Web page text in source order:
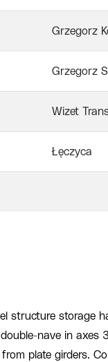
Grzegorz
Grzegorz
Wizet
Łęczyca
structure storage
double-nave in
plate girders.